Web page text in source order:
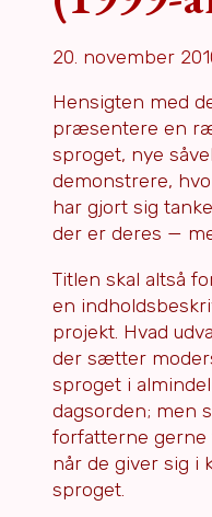
20. november
Hensigten med
præsentere en
sproget, nye
demonstrere,
har gjort sig
der er deres —
Titlen skal altså
en
projekt. Hvad
der sætter
sproget i
dagsorden; men
forfatterne gerne
når de giver sig i
sproget.